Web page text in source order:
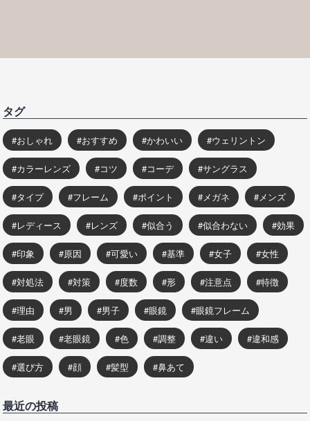
タグ
おしゃれ おすすめ かわいい ウェリントン
カラーレンズ コツ コーデ サングラス
タイプ フレーム ポイント メガネ メンズ
レディース レンズ 似合う 似合わない 効果
印象 原因 可愛い 基準 女子 女性
対処法 対策 度数 形 注意点 特徴
理由 男 男子 眼鏡 眼鏡フレーム
老眼 老眼鏡 色 調整 違い 違和感
選び方 顔 髪型 鼻あて
最近の投稿